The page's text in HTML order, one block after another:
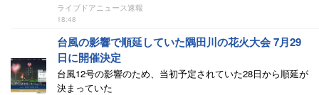
ライブドアニュース速報
18:48
台風の影響で順延していた隅田川の花火大会 7月29
日に開催決定
台風12号の影響のため、当初予定されていた28日から順延が
決まっていた